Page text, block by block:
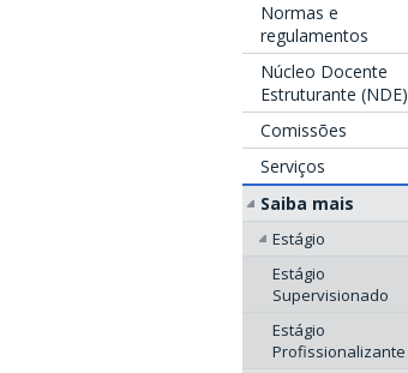
Normas e
regulamentos
Núcleo Docente
Estruturante (NDE)
Comissões
Serviços
Saiba mais
Estágio
Estágio
Supervisionado
Estágio
Profissionalizante